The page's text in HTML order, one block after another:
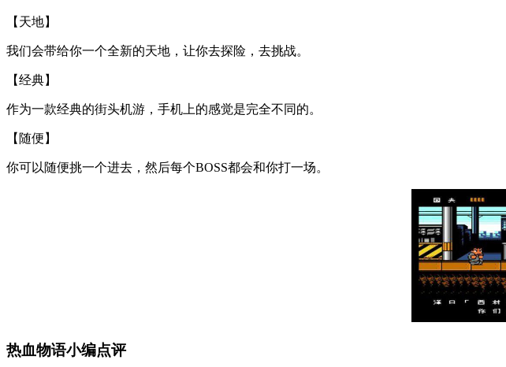
【天地】
我们会带给你一个全新的天地，让你去探险，去挑战。
【经典】
作为一款经典的街头机游，手机上的感觉是完全不同的。
【随便】
你可以随便挑一个进去，然后每个BOSS都会和你打一场。
热血物语小编点评